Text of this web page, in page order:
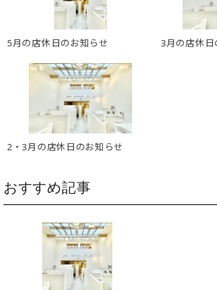
5月の店休日のお知らせ 3月の店休日
2・3月の店休日のお知らせ
おすすめ記事